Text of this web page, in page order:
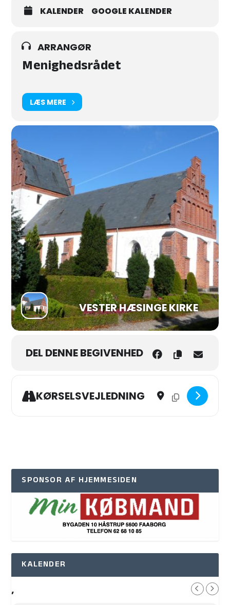
KALENDER GOOGLE KALENDER
ARRANGØR
Menighedsrådet
LÆS MERE
VESTER HÆSINGE KIRKE
DEL DENNE BEGIVENHED
KØRSELSVEJLEDNING Address - Påskedag i V.
Destination
SPONSOR AF HJEMMESIDEN
KALENDER
,